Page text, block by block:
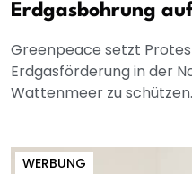
Erdgasbohrung
Greenpeace setzt
Erdgasförderung in der
Wattenmeer zu schützen.
WERBUNG